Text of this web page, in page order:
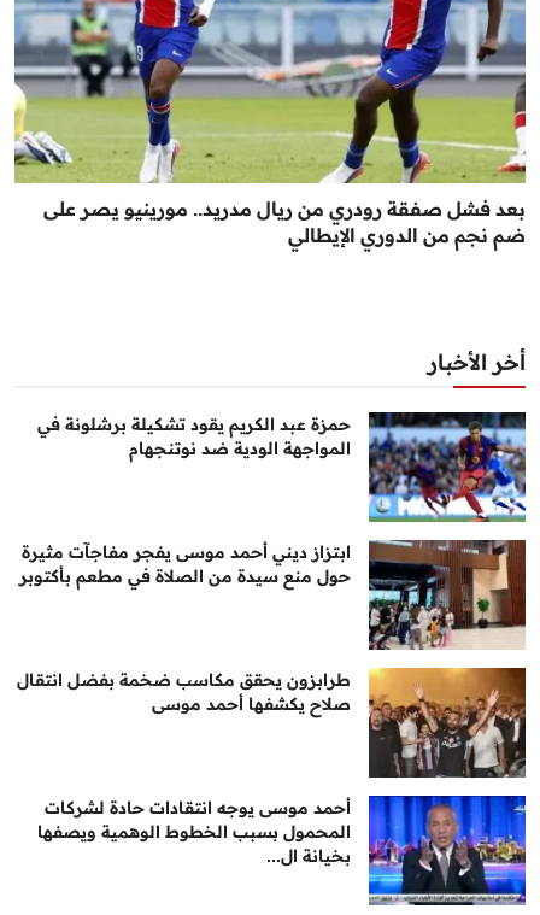
بعد فشل صفقة رودري من ريال مدريد.. مورينيو يصر على
ضم نجم من الدوري الإيطالي
أخر الأخبار
حمزة عبد الكريم يقود تشكيلة برشلونة في
المواجهة الودية ضد نوتنجهام
ابتزاز ديني أحمد موسى يفجر مفاجآت مثيرة
حول منع سيدة من الصلاة في مطعم بأكتوبر
طرابزون يحقق مكاسب ضخمة بفضل انتقال
صلاح يكشفها أحمد موسى
أحمد موسى يوجه انتقادات حادة لشركات
المحمول بسبب الخطوط الوهمية ويصفها
بخيانة ال...